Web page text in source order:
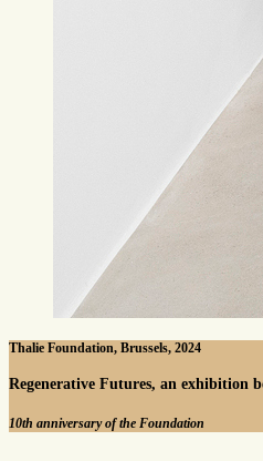
Thalie Foundation, Brussels, 2024
Regenerative Futures, an exhibition
10th anniversary of the Foundation